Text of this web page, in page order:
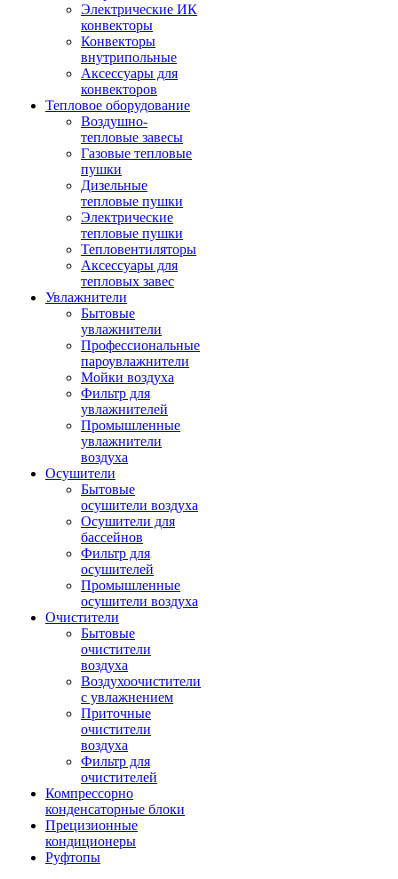
Электрические ИК
конвекторы
Конвекторы
внутрипольные
Аксессуары для
конвекторов
Тепловое оборудование
Воздушно-
тепловые завесы
Газовые тепловые
пушки
Дизельные
тепловые пушки
Электрические
тепловые пушки
Тепловентиляторы
Аксессуары для
тепловых завес
Увлажнители
Бытовые
увлажнители
Профессиональные
пароувлажнители
Мойки воздуха
Фильтр для
увлажнителей
Промышленные
увлажнители
воздуха
Осушители
Бытовые
осушители воздуха
Осушители для
бассейнов
Фильтр для
осушителей
Промышленные
осушители воздуха
Очистители
Бытовые
очистители
воздуха
Воздухоочистители
с увлажнением
Приточные
очистители
воздуха
Фильтр для
очистителей
Компрессорно
конденсаторные блоки
Прецизионные
кондиционеры
Руфтопы